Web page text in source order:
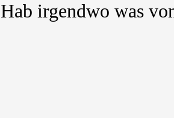
Hab irgendwo was